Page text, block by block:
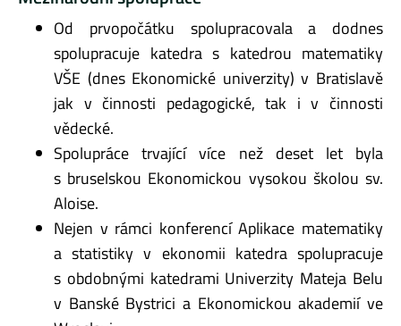
Od prvopočátku spolupracovala a dodnes
spolupracuje katedra s katedrou matematiky
VŠE (dnes Ekonomické univerzity) v Bratislavě
jak v činnosti pedagogické, tak i v činnosti
vědecké.
Spolupráce trvající více než deset let byla
s bruselskou Ekonomickou vysokou školou sv.
Aloise.
Nejen v rámci konferencí Aplikace matematiky
a statistiky v ekonomii katedra spolupracuje
s obdobnými katedrami Univerzity Mateja Belu
v Banské Bystrici a Ekonomickou akademií ve